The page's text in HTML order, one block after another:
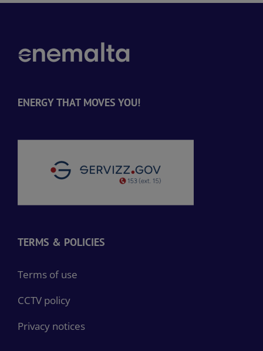
ENERGY THAT MOVES YOU!
TERMS & POLICIES
Terms of use
CCTV policy
Privacy notices